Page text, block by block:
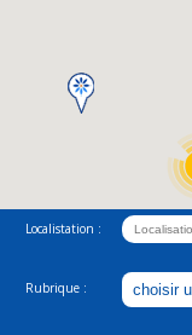
Localistation :
Rubrique :